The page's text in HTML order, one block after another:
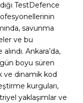
TestDefence
savunma
ve bu
Ankara’da,
boyu süren
ve dinamik kod
kurguları,
yaklaşımlar ve